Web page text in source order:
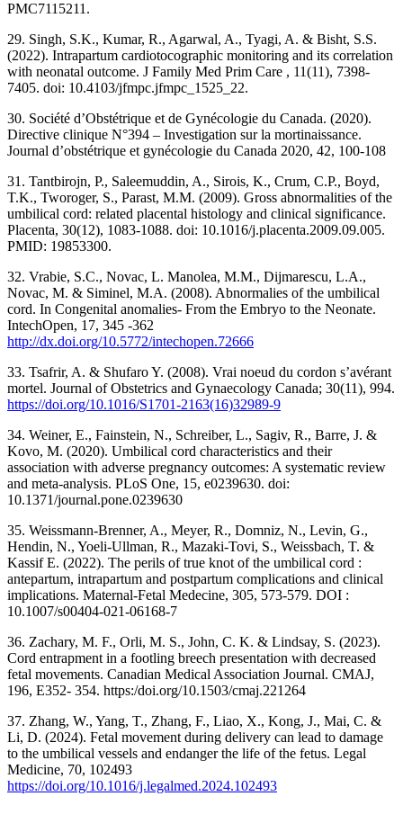
PMC7115211.
29. Singh, S.K., Kumar, R., Agarwal, A., Tyagi, A. & Bisht, S.S.
(2022). Intrapartum cardiotocographic monitoring and its correlation
with neonatal outcome. J Family Med Prim Care , 11(11), 7398-
7405. doi: 10.4103/jfmpc.jfmpc_1525_22.
30. Société d’Obstétrique et de Gynécologie du Canada. (2020).
Directive clinique N°394 – Investigation sur la mortinaissance.
Journal d’obstétrique et gynécologie du Canada 2020, 42, 100-108
31. Tantbirojn, P., Saleemuddin, A., Sirois, K., Crum, C.P., Boyd,
T.K., Tworoger, S., Parast, M.M. (2009). Gross abnormalities of the
umbilical cord: related placental histology and clinical significance.
Placenta, 30(12), 1083-1088. doi: 10.1016/j.placenta.2009.09.005.
PMID: 19853300.
32. Vrabie, S.C., Novac, L. Manolea, M.M., Dijmarescu, L.A.,
Novac, M. & Siminel, M.A. (2008). Abnormalies of the umbilical
cord. In Congenital anomalies- From the Embryo to the Neonate.
IntechOpen, 17, 345 -362
http://dx.doi.org/10.5772/intechopen.72666
33. Tsafrir, A. & Shufaro Y. (2008). Vrai noeud du cordon s’avérant
mortel. Journal of Obstetrics and Gynaecology Canada; 30(11), 994.
https://doi.org/10.1016/S1701-2163(16)32989-9
34. Weiner, E., Fainstein, N., Schreiber, L., Sagiv, R., Barre, J. &
Kovo, M. (2020). Umbilical cord characteristics and their
association with adverse pregnancy outcomes: A systematic review
and meta-analysis. PLoS One, 15, e0239630. doi:
10.1371/journal.pone.0239630
35. Weissmann-Brenner, A., Meyer, R., Domniz, N., Levin, G.,
Hendin, N., Yoeli-Ullman, R., Mazaki-Tovi, S., Weissbach, T. &
Kassif E. (2022). The perils of true knot of the umbilical cord :
antepartum, intrapartum and postpartum complications and clinical
implications. Maternal-Fetal Medecine, 305, 573-579. DOI :
10.1007/s00404-021-06168-7
36. Zachary, M. F., Orli, M. S., John, C. K. & Lindsay, S. (2023).
Cord entrapment in a footling breech presentation with decreased
fetal movements. Canadian Medical Association Journal. CMAJ,
196, E352- 354. https:/doi.org/10.1503/cmaj.221264
37. Zhang, W., Yang, T., Zhang, F., Liao, X., Kong, J., Mai, C. &
Li, D. (2024). Fetal movement during delivery can lead to damage
to the umbilical vessels and endanger the life of the fetus. Legal
Medicine, 70, 102493
https://doi.org/10.1016/j.legalmed.2024.102493